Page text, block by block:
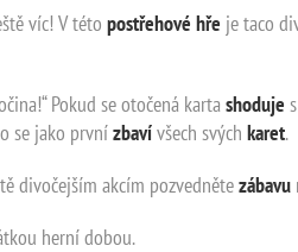
víc! V této postřehové hře je taco
Pokud se otočená kartashoduje
se jako prvnízbavívšech svých karet.
divočejším akcím pozvednětezábavu
herní dobou.